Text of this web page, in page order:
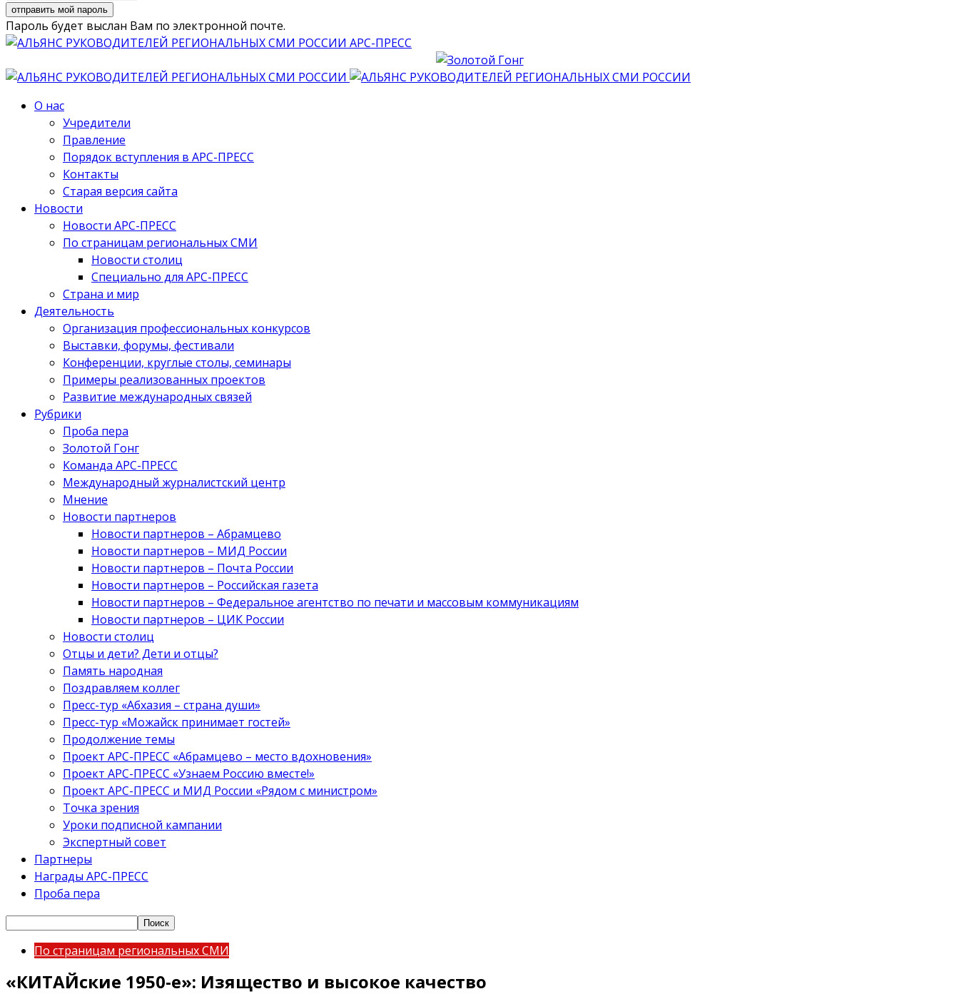
Пароль будет выслан Вам по электронной почте.
АРС-ПРЕСС
О нас
Учредители
Правление
Порядок вступления в АРС-ПРЕСС
Контакты
Старая версия сайта
Новости
Новости АРС-ПРЕСС
По страницам региональных СМИ
Новости столиц
Специально для АРС-ПРЕСС
Страна и мир
Деятельность
Организация профессиональных конкурсов
Выставки, форумы, фестивали
Конференции, круглые столы, семинары
Примеры реализованных проектов
Развитие международных связей
Рубрики
Проба пера
Золотой Гонг
Команда АРС-ПРЕСС
Международный журналистский центр
Мнение
Новости партнеров
Новости партнеров – Абрамцево
Новости партнеров – МИД России
Новости партнеров – Почта России
Новости партнеров – Российская газета
Новости партнеров – Федеральное агентство по печати и массовым коммуникациям
Новости партнеров – ЦИК России
Новости столиц
Отцы и дети? Дети и отцы?
Память народная
Поздравляем коллег
Пресс-тур «Абхазия – страна души»
Пресс-тур «Можайск принимает гостей»
Продолжение темы
Проект АРС-ПРЕСС «Абрамцево – место вдохновения»
Проект АРС-ПРЕСС «Узнаем Россию вместе!»
Проект АРС-ПРЕСС и МИД России «Рядом с министром»
Точка зрения
Уроки подписной кампании
Экспертный совет
Партнеры
Награды АРС-ПРЕСС
Проба пера
По страницам региональных СМИ
«КИТАЙские 1950-е»: Изящество и высокое качество